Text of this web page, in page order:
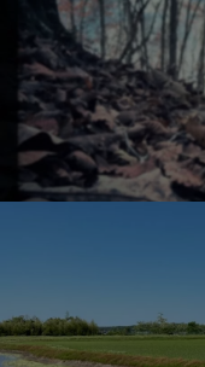
ビ
ゲ
ー
ン